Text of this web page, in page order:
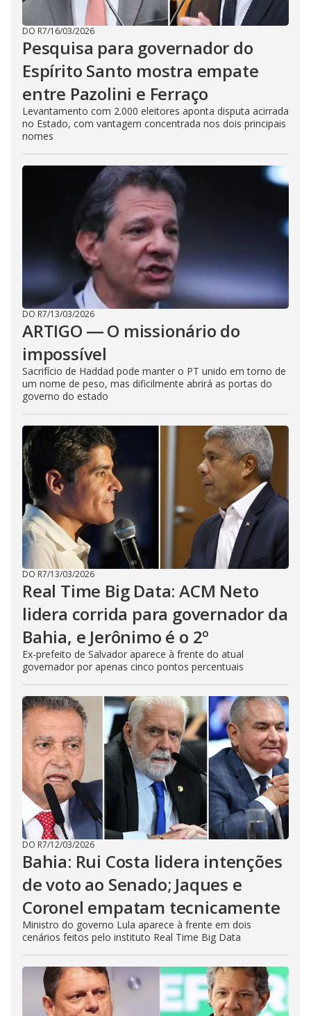
DO R7/16/03/2026
Pesquisa para governador do
Espírito Santo mostra empate
entre Pazolini e Ferraço
Levantamento com 2.000 eleitores aponta disputa acirrada
no Estado, com vantagem concentrada nos dois principais
nomes
DO R7/13/03/2026
ARTIGO ― O missionário do
impossível
Sacrifício de Haddad pode manter o PT unido em torno de
um nome de peso, mas dificilmente abrirá as portas do
governo do estado
DO R7/13/03/2026
Real Time Big Data: ACM Neto
lidera corrida para governador da
Bahia, e Jerônimo é o 2º
Ex-prefeito de Salvador aparece à frente do atual
governador por apenas cinco pontos percentuais
DO R7/12/03/2026
Bahia: Rui Costa lidera intenções
de voto ao Senado; Jaques e
Coronel empatam tecnicamente
Ministro do governo Lula aparece à frente em dois
cenários feitos pelo instituto Real Time Big Data